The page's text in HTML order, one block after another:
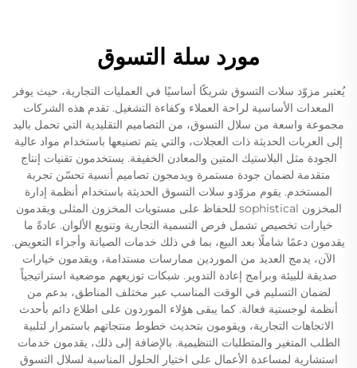
مورد سلة التسوق
يُعتبر مزوّد سلات التسوق شريكًا أساسيًا في العمليات التجارية، حيث يوفر
المعدات الأساسية لراحة العملاء وكفاءة التشغيل. تقدم هذه الشركات
مجموعة واسعة من سلال التسوق، من التصاميم التقليدية التي تحمل باليد
إلى العربات الحديثة ذات العجلات، والتي يتم تصنيعها باستخدام مواد عالية
الجودة مثل البلاستيك المتين والمعادن الخفيفة. يستخدمون تقنيات إنتاج
متقدمة لضمان جودة مستمرة ويدمجون تصاميم أنسية تحسّن تجربة
المستخدم. يقوم مزوّدو سلات التسوق الحديثة باستخدام أنظمة إدارة
المخزون sophistical للحفاظ على مستويات المخزون المثلى ويقدمون
خيارات تخصيص تشمل فرص التسمية التجارية وتنويع الألوان. عادةً ما
يقدمون دعمًا شاملًا بعد البيع، بما في ذلك خدمات الصيانة وأجزاء التعويض.
الآن، يدمج العديد من الموردين ممارسات مستدامة، ويقدمون خيارات
صديقة للبيئة وبرامج إعادة التدوير. شبكات توزيعهم موضعية استراتيجياً
لضمان التسليم في الوقت المناسب عبر مختلف المناطق، بدعم من
أنظمة لوجستية فعالة. كما يبقى هؤلاء الموردون على اطلاع دائم بأحدث
الاتجاهات التجارية، ويقومون بتحديث خطوط منتجاتهم باستمرار لتلبية
الطلب المتغير والمتطلبات التنظيمية. بالإضافة إلى ذلك، يقدمون خدمات
استشارية لمساعدة الأعمال على اختيار الحلول المناسبة لسلال التسوق